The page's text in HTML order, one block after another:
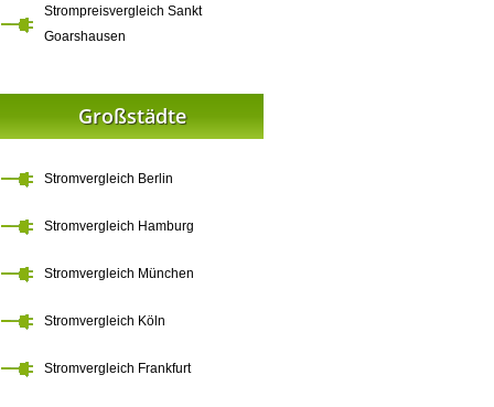
Strompreisvergleich Sankt
Goarshausen
Großstädte
Stromvergleich Berlin
Stromvergleich Hamburg
Stromvergleich München
Stromvergleich Köln
Stromvergleich Frankfurt